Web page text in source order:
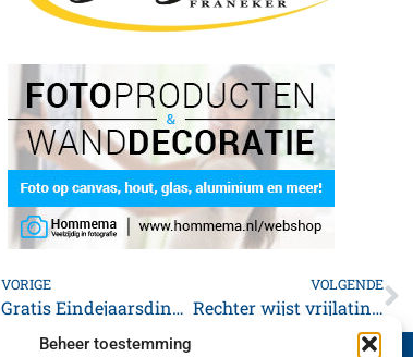
Beheer toestemming
VORIGE
Gratis Eindejaarsdiner in de Martinikerk te Franeker
VOLGENDE
Rechter wijst vrijlatingsverzoek in zaak-Freek Postma af